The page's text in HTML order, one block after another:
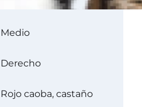
Medio
Derecho
Rojo caoba, castaño